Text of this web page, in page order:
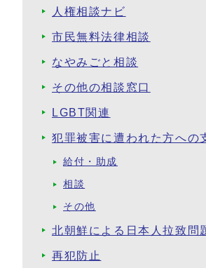
人権相談ナビ
市民無料法律相談
なやみごと相談
その他の相談窓口
LGBT関連
犯罪被害に遭われた方への
給付・助成
相談
その他
北朝鮮による日本人拉致問
再犯防止